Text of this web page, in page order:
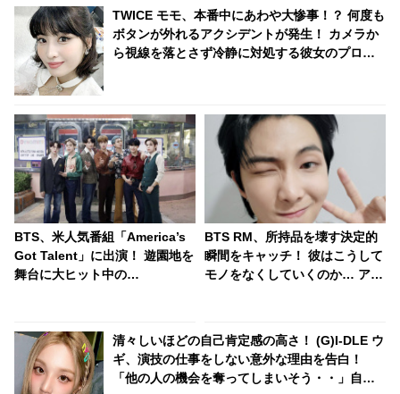
TWICE モモ、本番中にあわや大惨事！？ 何度も
ボタンが外れるアクシデントが発生！ カメラか
ら視線を落とさず冷静に対処する彼女のプロフ
BTS、米人気番組「America’s
Got Talent」に出演！ 遊園地を
舞台に大ヒット中の
BTS RM、所持品を壊す決定的
瞬間をキャッチ！ 彼はこうして
モノをなくしていくのか… アク
と後ろを見て！」
清々しいほどの自己肯定感の高さ！ (G)I-DLE ウ
ギ、演技の仕事をしない意外な理由を告白！
「他の人の機会を奪ってしまいそう・・」自身